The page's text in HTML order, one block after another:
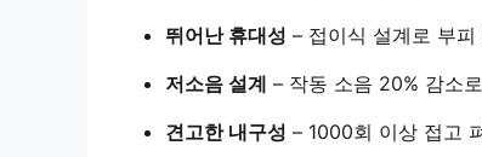
뛰어난 휴대성 – 접이식 설계로 부
저소음 설계 – 작동 소음 20% 감소
견고한 내구성 – 1000회 이상 접고